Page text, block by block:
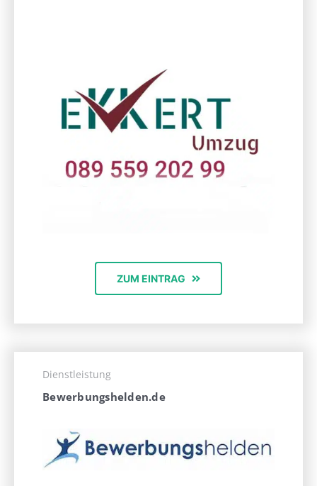
ZUM EINTRAG
Dienstleistung
Bewerbungshelden.de